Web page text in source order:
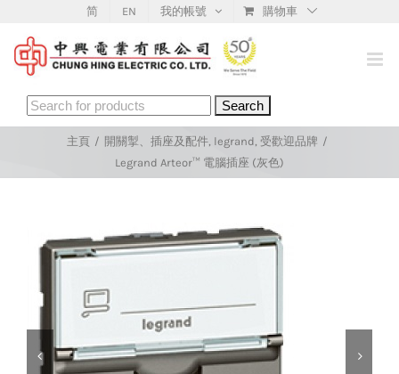
content
简 EN 我的帳號 購物車
Search
for:
主頁 / 開關掣、插座及配件, legrand, 受歡迎品牌 /
Legrand Arteor™ 電腦插座 (灰色)
 